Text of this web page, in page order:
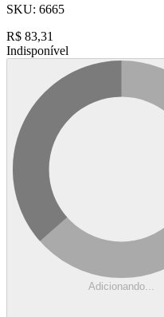
SKU: 6665
R$ 83,31
Indisponível
Adicionando...